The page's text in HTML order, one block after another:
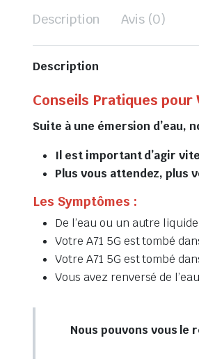
Description Avis (0)
Description
Conseils Pratiques pour
Suite à une émersion d’eau,
Il est important d’agir
Plus vous attendez, plus
Les Symptômes :
De l’eau ou un autre
Votre A71 5G est tombé
Votre A71 5G est tombé
Vous avez renversé de
Nous pouvons vous le